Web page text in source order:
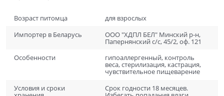
Возраст питомца
для взрослых
Импортер в Беларусь
ООО "ХДПЛ БЕЛ" Минский р-н,
Папернянский с/с, 45/2, оф. 121
Особенности
гипоаллергенный, контроль
веса, стерилизация, кастрация,
чувствительное пищеварение
Условия и сроки
Срок годности 18 месяцев.